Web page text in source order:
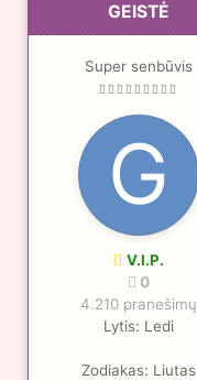
GEISTĖ
Super senbūvis
V.I.P.
0
4.210 pranešimų
Lytis: Ledi
Zodiakas: Liutas